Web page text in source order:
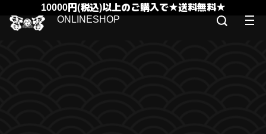
10000円(税込)以上のご購入で★送料無料★
ONLINESHOP